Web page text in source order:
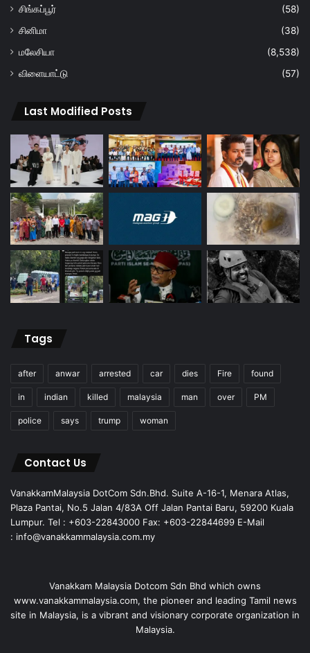
சிங்கப்பூர்
(58)
சினிமா
(38)
மலேசியா
(8,538)
விளையாட்டு
(57)
Last Modified Posts
Tags
after anwar arrested car dies Fire found
in indian killed malaysia man over PM
police says trump woman
Contact Us
VanakkamMalaysia DotCom Sdn.Bhd. Suite A-16-1, Menara Atlas,
Plaza Pantai, No.5 Jalan 4/83A Off Jalan Pantai Baru, 59200 Kuala
Lumpur. Tel : +603-22843000 Fax: +603-22844699 E-Mail
: info@vanakkammalaysia.com.my
Vanakkam Malaysia Dotcom Sdn Bhd which owns
www.vanakkammalaysia.com, the pioneer and leading Tamil news
site in Malaysia, is a vibrant and visionary corporate organization in
Malaysia.